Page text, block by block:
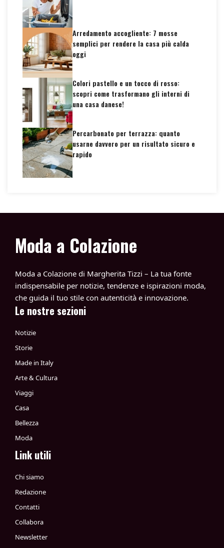
Arredamento accogliente: 7 mosse
semplici per rendere la casa più calda
oggi
Colori pastello e un tocco di rosso:
scopri come trasformano gli interni di
una casa danese!
Percarbonato per terrazza: quanto
usarne davvero per un risultato sicuro e
rapido
Moda a Colazione
Moda a Colazione di Margherita Tizzi – La tua fonte
indispensabile per notizie, tendenze e ispirazioni moda,
che guida il tuo stile con autenticità e innovazione.
Le nostre sezioni
Notizie
Storie
Made in Italy
Arte & Cultura
Viaggi
Casa
Bellezza
Moda
Link utili
Chi siamo
Redazione
Contatti
Collabora
Newsletter